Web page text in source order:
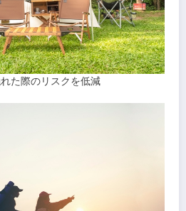
た際のリスクを低減